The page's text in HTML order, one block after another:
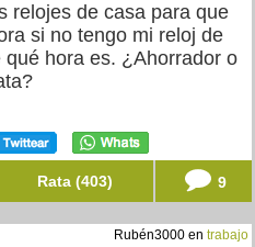
relojes de casa para que
si no tengo mi reloj de
hora es. ¿Ahorrador o
Rata (403) 9
Rubén3000 en trabajo